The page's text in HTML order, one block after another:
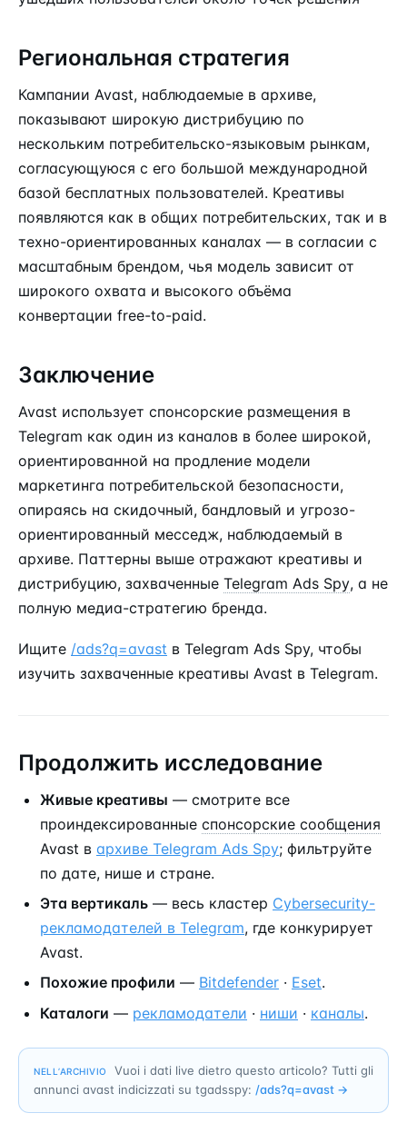
Региональная стратегия
Кампании Avast, наблюдаемые в архиве,
показывают широкую дистрибуцию по
нескольким потребительско-языковым рынкам,
согласующуюся с его большой международной
базой бесплатных пользователей. Креативы
появляются как в общих потребительских, так и в
техно-ориентированных каналах — в согласии с
масштабным брендом, чья модель зависит от
широкого охвата и высокого объёма
конвертации free-to-paid.
Заключение
Avast использует спонсорские размещения в
Telegram как один из каналов в более широкой,
ориентированной на продление модели
маркетинга потребительской безопасности,
опираясь на скидочный, бандловый и угрозо-
ориентированный месседж, наблюдаемый в
архиве. Паттерны выше отражают креативы и
дистрибуцию, захваченные Telegram Ads Spy, а не
полную медиа-стратегию бренда.
Ищите /ads?q=avast в Telegram Ads Spy, чтобы
изучить захваченные креативы Avast в Telegram.
Продолжить исследование
Живые креативы — смотрите все
проиндексированные спонсорские сообщения
Avast в архиве Telegram Ads Spy; фильтруйте
по дате, нише и стране.
Эта вертикаль — весь кластер Cybersecurity-
рекламодателей в Telegram, где конкурирует
Avast.
Похожие профили — Bitdefender · Eset.
Каталоги — рекламодатели · ниши · каналы.
NELL’ARCHIVIO
Vuoi i dati live dietro questo articolo? Tutti gli
annunci avast indicizzati su tgadsspy: /ads?q=avast →